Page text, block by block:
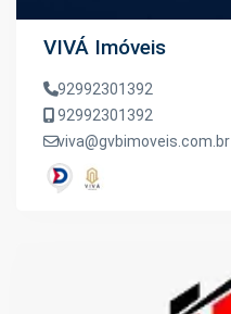
VIVÁ Imóveis
92992301392
92992301392
viva@gvbimoveis.com.br